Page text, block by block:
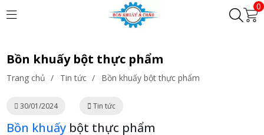
0
Bồn khuấy bột thực phẩm
Trang chủ / Tin tức / Bồn khuấy bột thực phẩm
30/01/2024 Tin tức
Bồn khuấybột thực phẩm